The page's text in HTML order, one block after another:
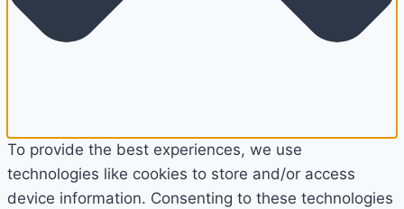
To provide the best experiences, we use
technologies like cookies to store and/or access
device information. Consenting to these technologies